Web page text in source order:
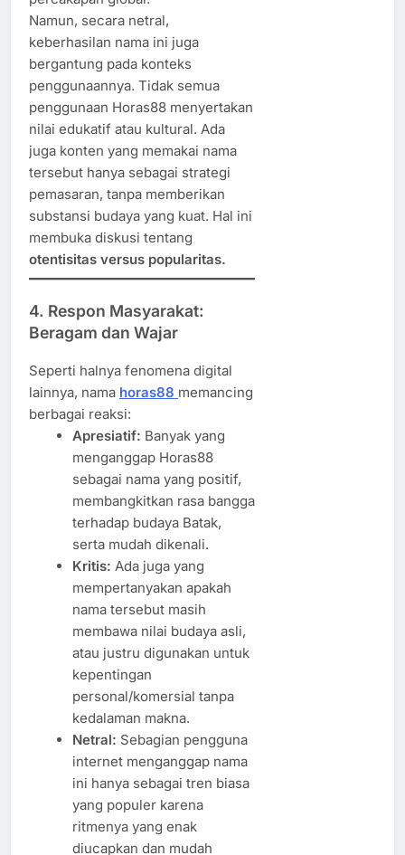
Namun, secara netral,
keberhasilan nama ini juga
bergantung pada konteks
penggunaannya. Tidak semua
penggunaan Horas88 menyertakan
nilai edukatif atau kultural. Ada
juga konten yang memakai nama
tersebut hanya sebagai strategi
pemasaran, tanpa memberikan
substansi budaya yang kuat. Hal ini
membuka diskusi tentang
otentisitas versus popularitas.
4. Respon Masyarakat:
Beragam dan Wajar
Seperti halnya fenomena digital
lainnya, nama horas88 memancing
berbagai reaksi:
Apresiatif: Banyak yang
menganggap Horas88
sebagai nama yang positif,
membangkitkan rasa bangga
terhadap budaya Batak,
serta mudah dikenali.
Kritis: Ada juga yang
mempertanyakan apakah
nama tersebut masih
membawa nilai budaya asli,
atau justru digunakan untuk
kepentingan
personal/komersial tanpa
kedalaman makna.
Netral: Sebagian pengguna
internet menganggap nama
ini hanya sebagai tren biasa
yang populer karena
ritmenya yang enak
diucapkan dan mudah